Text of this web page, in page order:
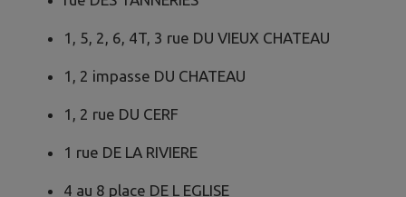
1, 5, 2, 6, 4T, 3 rue DU VIEUX CHATEAU
1, 2 impasse DU CHATEAU
1, 2 rue DU CERF
1 rue DE LA RIVIERE
4 au 8 place DE L EGLISE